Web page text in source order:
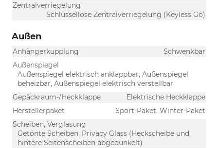
Zentralverriegelung
Schlüssellose Zentralverriegelung (Keyless Go)
Außen
Anhängerkupplung
Schwenkbar
Außenspiegel
Außenspiegel elektrisch anklappbar, Außenspiegel
beheizbar, Außenspiegel elektrisch verstellbar
Gepäckraum-/Heckklappe
Elektrische Heckklappe
Herstellerpaket
Sport-Paket, Winter-Paket
Scheiben, Verglasung
Getönte Scheiben, Privacy Glass (Heckscheibe und
hintere Seitenscheiben abgedunkelt)